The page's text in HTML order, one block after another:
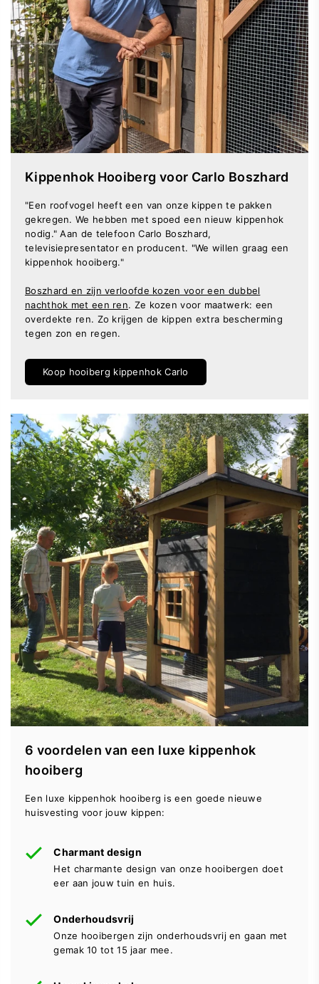
Kippenhok Hooiberg voor Carlo Boszhard
"Een roofvogel heeft een van onze kippen te pakken
gekregen. We hebben met spoed een nieuw kippenhok
nodig." Aan de telefoon Carlo Boszhard,
televisiepresentator en producent. "We willen graag een
kippenhok hooiberg."
Boszhard en zijn verloofde kozen voor een dubbel
nachthok met een ren. Ze kozen voor maatwerk: een
overdekte ren. Zo krijgen de kippen extra bescherming
tegen zon en regen.
Koop hooiberg kippenhok Carlo
6 voordelen van een luxe kippenhok
hooiberg
Een luxe kippenhok hooiberg is een goede nieuwe
huisvesting voor jouw kippen:
Charmant design
Het charmante design van onze hooibergen doet
eer aan jouw tuin en huis.
Onderhoudsvrij
Onze hooibergen zijn onderhoudsvrij en gaan met
gemak 10 tot 15 jaar mee.